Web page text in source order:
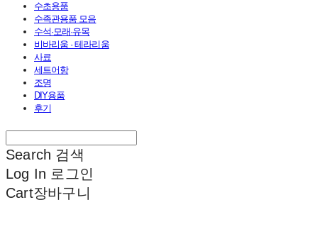
수초용품
수족관용품 모음
수석·모래·유목
비바리움 · 테라리움
사료
세트어항
조명
DIY용품
후기
Search 검색
Log In 로그인
Cart장바구니